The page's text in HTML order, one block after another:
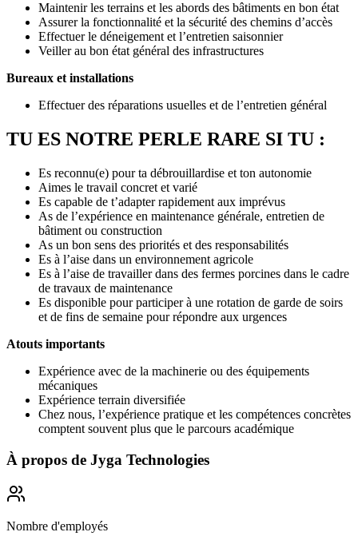
Maintenir les terrains et les abords des bâtiments en bon état
Assurer la fonctionnalité et la sécurité des chemins d’accès
Effectuer le déneigement et l’entretien saisonnier
Veiller au bon état général des infrastructures
Bureaux et installations
Effectuer des réparations usuelles et de l’entretien général
TU ES NOTRE PERLE RARE SI TU :
Es reconnu(e) pour ta débrouillardise et ton autonomie
Aimes le travail concret et varié
Es capable de t’adapter rapidement aux imprévus
As de l’expérience en maintenance générale, entretien de
bâtiment ou construction
As un bon sens des priorités et des responsabilités
Es à l’aise dans un environnement agricole
Es à l’aise de travailler dans des fermes porcines dans le cadre
de travaux de maintenance
Es disponible pour participer à une rotation de garde de soirs
et de fins de semaine pour répondre aux urgences
Atouts importants
Expérience avec de la machinerie ou des équipements
mécaniques
Expérience terrain diversifiée
Chez nous, l’expérience pratique et les compétences concrètes
comptent souvent plus que le parcours académique
À propos de Jyga Technologies
Nombre d'employés